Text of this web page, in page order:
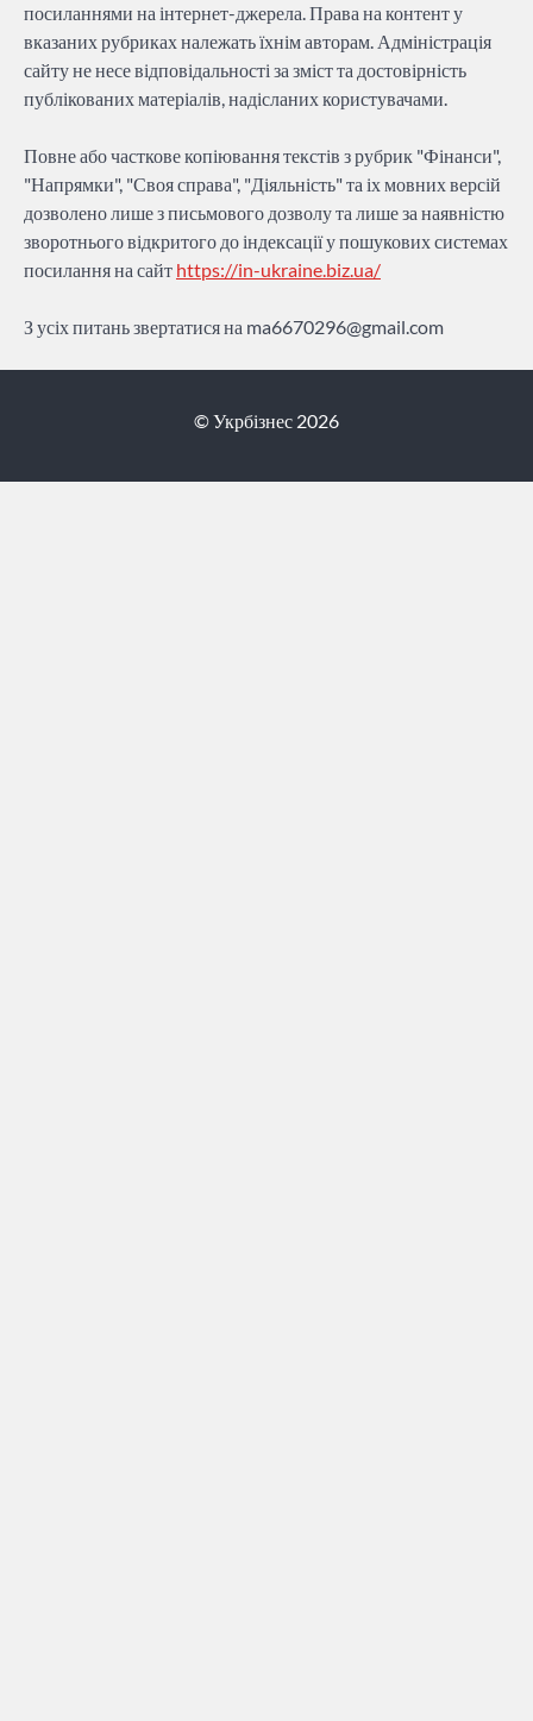
посиланнями на інтернет-джерела. Права на контент у
вказаних рубриках належать їхнім авторам. Адміністрація
сайту не несе відповідальності за зміст та достовірність
публікованих матеріалів, надісланих користувачами.
Повне або часткове копіювання текстів з рубрик "Фінанси",
"Напрямки", "Своя справа", "Діяльність" та іх мовних версій
дозволено лише з письмового дозволу та лише за наявністю
зворотнього відкритого до індексації у пошукових системах
посилання на сайт https://in-ukraine.biz.ua/
З усіх питань звертатися на ma6670296@gmail.com
© Укрбізнес 2026